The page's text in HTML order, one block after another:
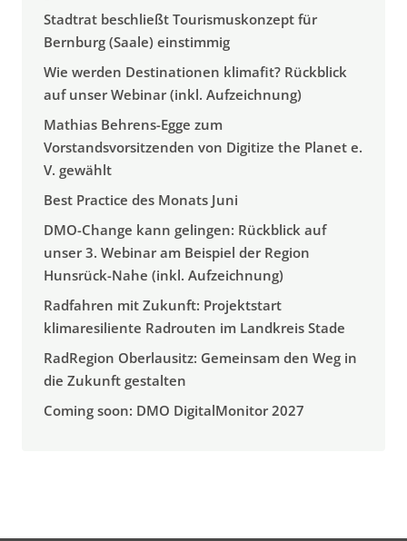
Stadtrat beschließt Tourismuskonzept für
Bernburg (Saale) einstimmig
Wie werden Destinationen klimafit? Rückblick
auf unser Webinar (inkl. Aufzeichnung)
Mathias Behrens-Egge zum
Vorstandsvorsitzenden von Digitize the Planet e.
V. gewählt
Best Practice des Monats Juni
DMO-Change kann gelingen: Rückblick auf
unser 3. Webinar am Beispiel der Region
Hunsrück-Nahe (inkl. Aufzeichnung)
Radfahren mit Zukunft: Projektstart
klimaresiliente Radrouten im Landkreis Stade
RadRegion Oberlausitz: Gemeinsam den Weg in
die Zukunft gestalten
Coming soon: DMO DigitalMonitor 2027